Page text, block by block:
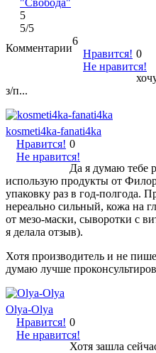
5
5/5
Комментарии
6
Нравится!
Не нравится!
0
з/п...
kosmeti4ka-fanati4ka
Нравится!
Не нравится!
0
Да я думаю тебе
использую продукты от
упаковку раз в год-полгода.
нереально сильный, кожа на
от мезо-маски, сыворотки с
я делала отзыв).
Хотя производитель и не
думаю лучше
Olya-Olya
Нравится!
Не нравится!
0
Хотя зашла